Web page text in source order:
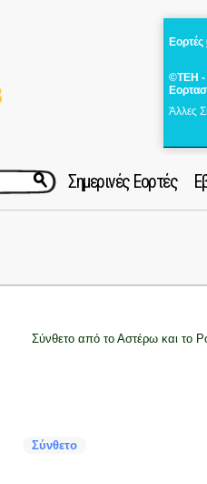
Εορτές
©ΤΕΗ -
Άλλες
Σημερινές Εορτές
Σύνθετο από το Αστέρω και το
Σύνθετο